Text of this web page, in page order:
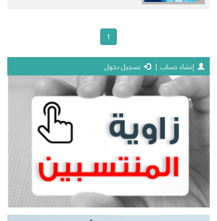
1
إنشاء حساب | تسجيل دخول